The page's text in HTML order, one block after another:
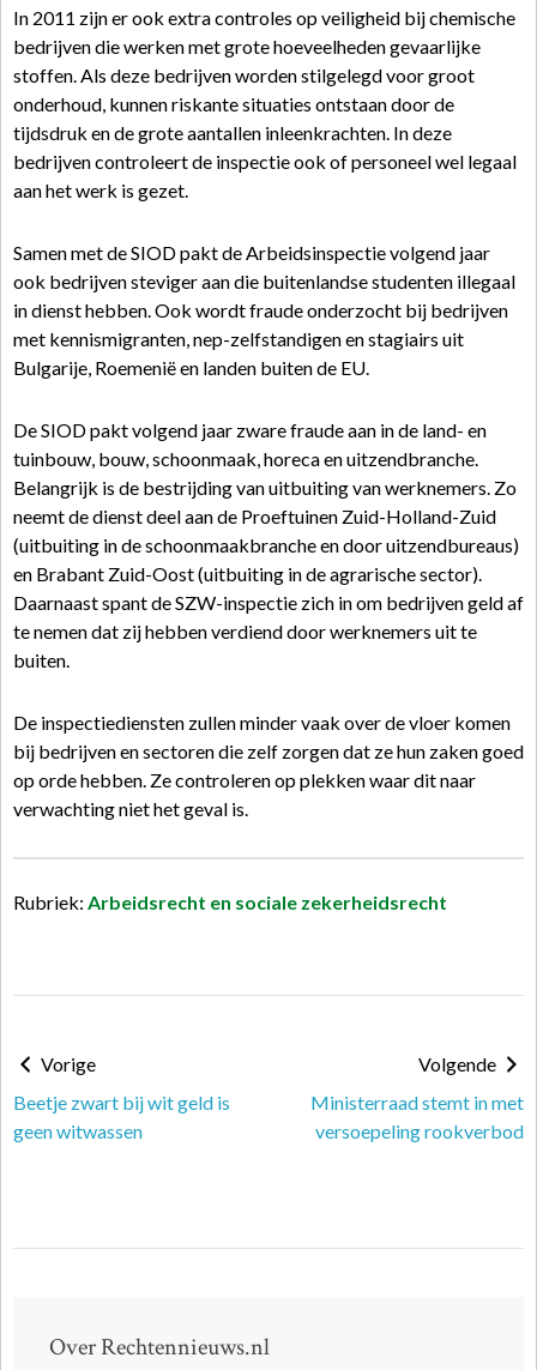
In 2011 zijn er ook extra controles op veiligheid bij chemische
bedrijven die werken met grote hoeveelheden gevaarlijke
stoffen. Als deze bedrijven worden stilgelegd voor groot
onderhoud, kunnen riskante situaties ontstaan door de
tijdsdruk en de grote aantallen inleenkrachten. In deze
bedrijven controleert de inspectie ook of personeel wel legaal
aan het werk is gezet.
Samen met de SIOD pakt de Arbeidsinspectie volgend jaar
ook bedrijven steviger aan die buitenlandse studenten illegaal
in dienst hebben. Ook wordt fraude onderzocht bij bedrijven
met kennismigranten, nep-zelfstandigen en stagiairs uit
Bulgarije, Roemenië en landen buiten de EU.
De SIOD pakt volgend jaar zware fraude aan in de land- en
tuinbouw, bouw, schoonmaak, horeca en uitzendbranche.
Belangrijk is de bestrijding van uitbuiting van werknemers. Zo
neemt de dienst deel aan de Proeftuinen Zuid-Holland-Zuid
(uitbuiting in de schoonmaakbranche en door uitzendbureaus)
en Brabant Zuid-Oost (uitbuiting in de agrarische sector).
Daarnaast spant de SZW-inspectie zich in om bedrijven geld af
te nemen dat zij hebben verdiend door werknemers uit te
buiten.
De inspectiediensten zullen minder vaak over de vloer komen
bij bedrijven en sectoren die zelf zorgen dat ze hun zaken goed
op orde hebben. Ze controleren op plekken waar dit naar
verwachting niet het geval is.
Rubriek: Arbeidsrecht en sociale zekerheidsrecht
Vorige
Beetje zwart bij wit geld is
geen witwassen
Volgende
Ministerraad stemt in met
versoepeling rookverbod
Over Rechtennieuws.nl